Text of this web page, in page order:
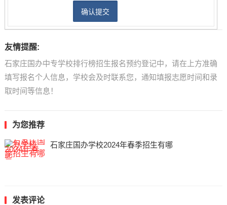
友情提醒:
石家庄国办中专学校排行榜招生报名预约登记中，请在上方准确
填写报名个人信息，学校会及时联系您，通知填报志愿时间和录
取时间等信息！
为您推荐
石家庄国办学校2024年春季招生有哪
发表评论